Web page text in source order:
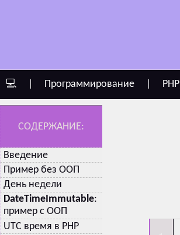
💻 Программирование PHP
СОДЕРЖАНИЕ:
Введение
Пример без ООП
День недели
DateTimeImmutable:
пример с ООП
UTC время в PHP